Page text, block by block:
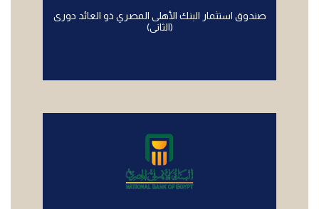
صندوق استثمار البنك الأهلى المصري ذو العائد دورى
(الثانى)